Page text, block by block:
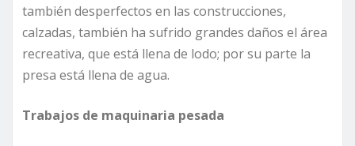
también desperfectos en las construcciones,
calzadas, también ha sufrido grandes daños el área
recreativa, que está llena de lodo; por su parte la
presa está llena de agua.
Trabajos de maquinaria pesada